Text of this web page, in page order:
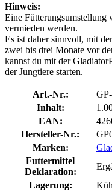
Hinweis:
Eine Fütterungsumstellung
vermieden werden.
Es ist daher sinnvoll, mit
zwei bis drei Monate vor
kannst du mit der
der Jungtiere starten.
Art.-Nr.:
Inhalt:
EAN:
Hersteller-Nr.:
Marken:
Futtermittel
Deklaration:
Lagerung: